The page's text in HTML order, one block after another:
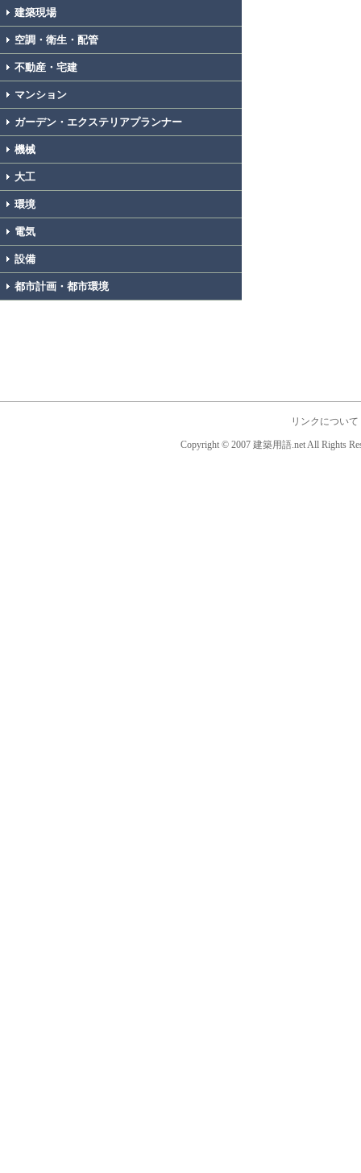
建築現場
空調・衛生・配管
不動産・宅建
マンション
ガーデン・エクステリアプランナー
機械
大工
環境
電気
設備
都市計画・都市環境
リンクについて
Copyright © 2007 建築用語.net All Rights